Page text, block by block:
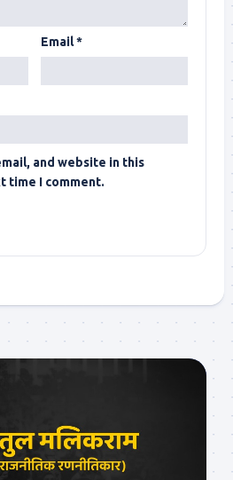
Email*
and website in this
time I comment.